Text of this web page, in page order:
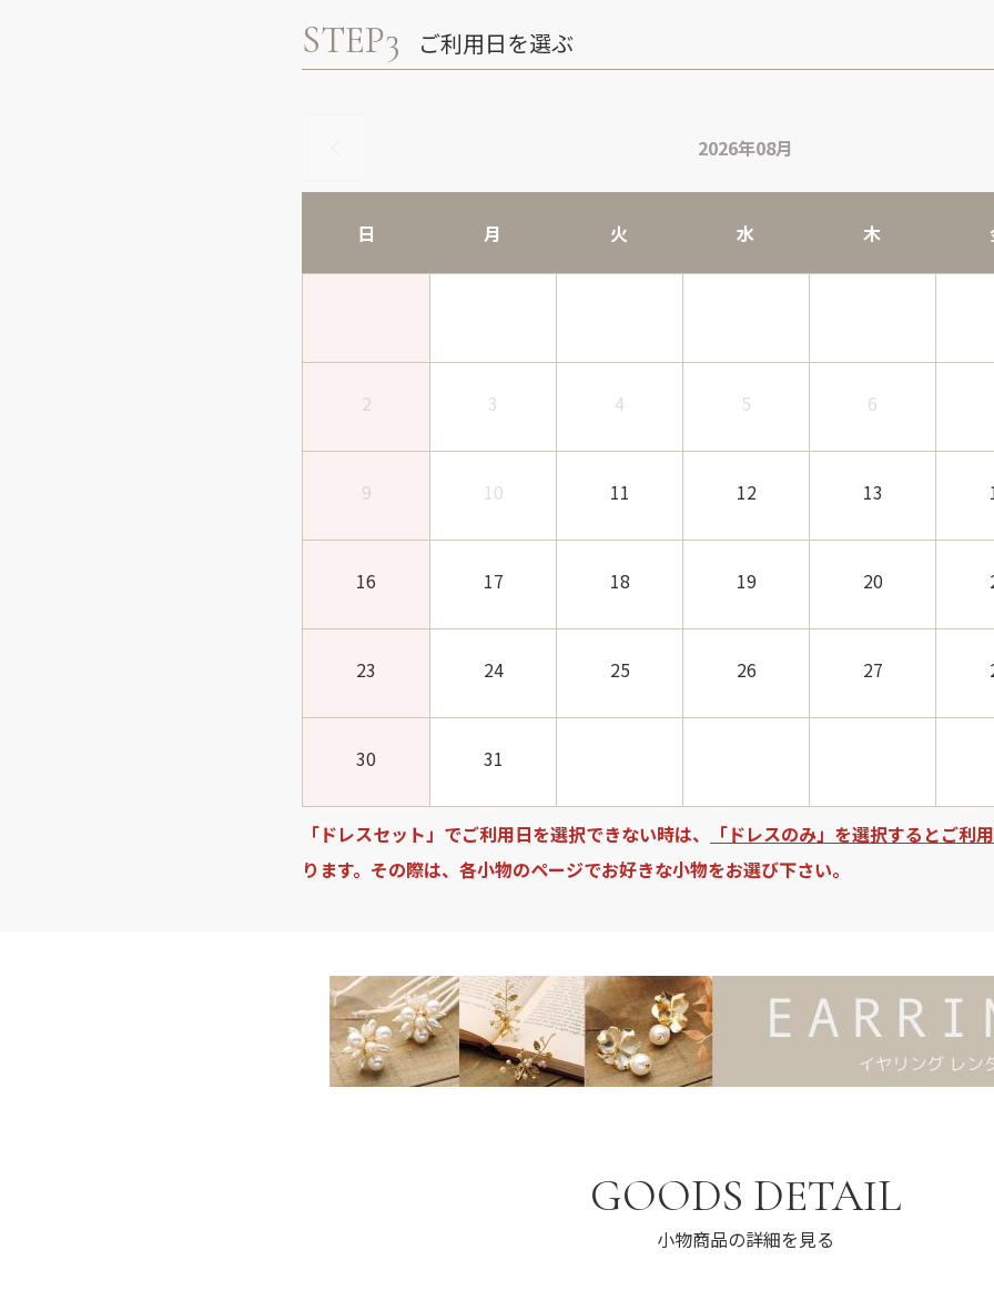
STEP3 ご利用日を選ぶ
2026年08月
日 月 火 水 木
2 3 4 5 6
9 10 11 12 13
16 17 18 19 20
23 24 25 26 27
30 31
「ドレスセット」でご利用日を選択できない時は、
「ドレスのみ」を選択するとご利
ります。その際は、各小物のページでお好きな小物をお選び下さい。
GOODS DETAIL
小物商品の詳細を見る